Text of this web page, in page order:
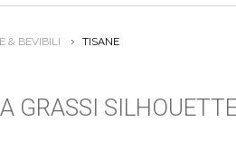
& BEVIBILI TISANE
GRASSI